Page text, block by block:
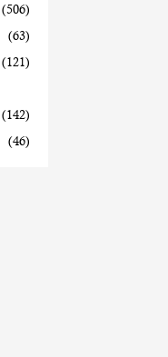
(506)
(63)
(121)
(142)
(46)